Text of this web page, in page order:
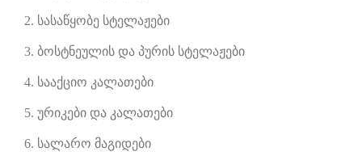
2. სასაწყობე სტელაჟები
3. ბოსტნეულის და პურის სტელაჟები
4. სააქციო კალათები
5. ურიკები და კალათები
6. სალარო მაგიდები